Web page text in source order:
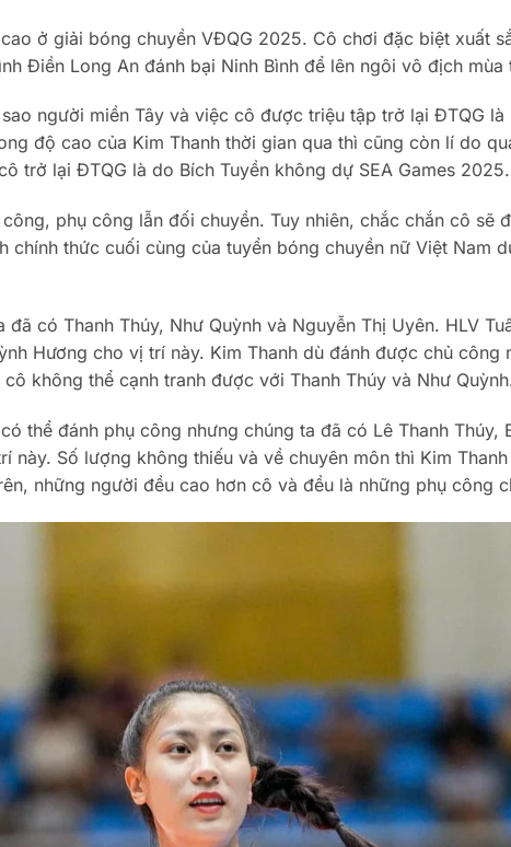
ở giải bóng chuyền VĐQG 2025. Cô chơi đặc biệt xuất
Điền Long An đánh bại Ninh Bình để lên ngôi vô địch mùa
người miền Tây và việc cô được triệu tập trở lại ĐTQG là
độ cao của Kim Thanh thời gian qua thì cũng còn lí do
trở lại ĐTQG là do Bích Tuyền không dự SEA Games 2025.
phụ công lẫn đối chuyền. Tuy nhiên, chắc chắn cô sẽ
chính thức cuối cùng của tuyển bóng chuyền nữ Việt Nam
có Thanh Thúy, Như Quỳnh và Nguyễn Thị Uyên. HLV
Hương cho vị trí này. Kim Thanh dù đánh được chủ công
không thể cạnh tranh được với Thanh Thúy và Như
thể đánh phụ công nhưng chúng ta đã có Lê Thanh Thúy,
này. Số lượng không thiếu và về chuyên môn thì Kim
những người đều cao hơn cô và đều là những phụ công